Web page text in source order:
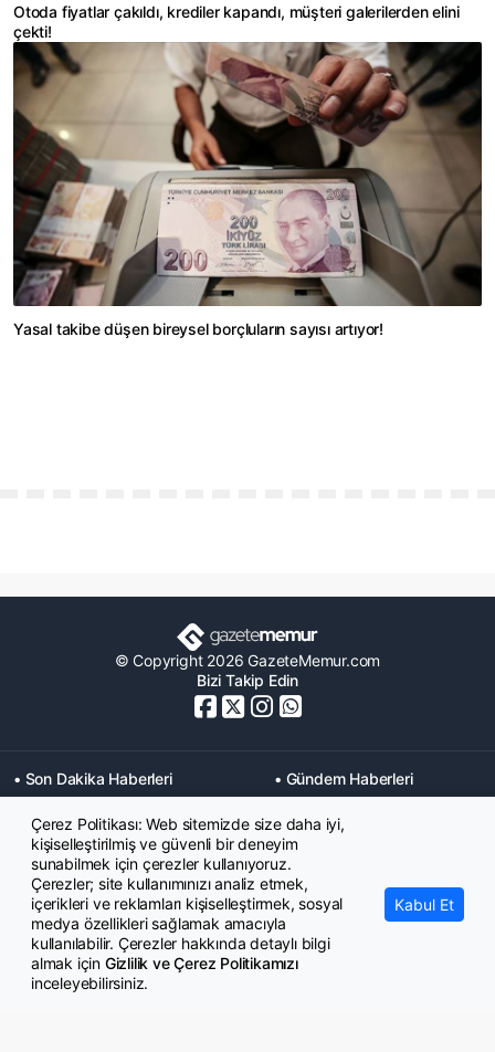
Otoda fiyatlar çakıldı, krediler kapandı, müşteri galerilerden elini
çekti!
Yasal takibe düşen bireysel borçluların sayısı artıyor!
© Copyright 2026 GazeteMemur.com
Bizi Takip Edin
• Son Dakika Haberleri
• Gündem Haberleri
• Memurlar Haberleri
• KPSS Haberleri
• Ekonomi Haberleri
• Eğitim Haberleri
• Yaşam Haberleri
• Maaş Verileri Haberleri
• Mahkeme Kararları
Haberleri
Çerez Politikası: Web sitemizde size daha iyi,
kişiselleştirilmiş ve güvenli bir deneyim
sunabilmek için çerezler kullanıyoruz.
Çerezler; site kullanımınızı analiz etmek,
içerikleri ve reklamları kişiselleştirmek, sosyal
medya özellikleri sağlamak amacıyla
kullanılabilir. Çerezler hakkında detaylı bilgi
almak için Gizlilik ve Çerez Politikamızı
inceleyebilirsiniz.
Kabul Et